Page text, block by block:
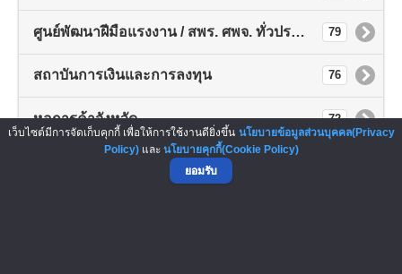
ศูนย์พัฒนาฝีมือแรงงาน / สพร. ศพจ. ทั่วประเทศ 79
สถาบันการเงินและการลงทุน 76
หอการค้าจังหวัด 72
เว็บไซต์มีการจัดเก็บคุกกี้ เพื่อให้การใช้งานดียิ่งขึ้น นโยบายข้อมูลส่วนบุคคล(Privacy
Policy)และ นโยบายคุกกี้(Cookie Policy)
ยอมรับ